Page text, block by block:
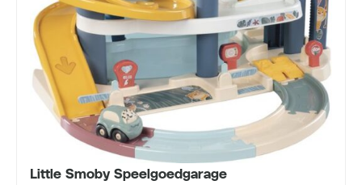
Little Smoby Speelgoedgarage